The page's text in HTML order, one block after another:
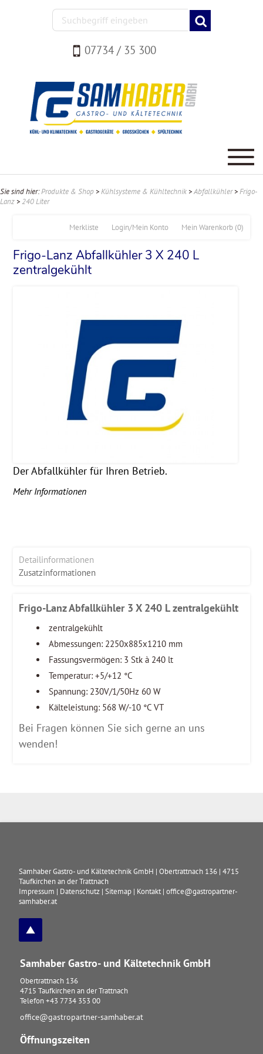
07734 / 35 300
Sie sind hier:Produkte & Shop >Kühlsysteme & Kühltechnik >Abfallkühler>Frigo-
Lanz >240 Liter
Mein Warenkorb (0)
Login/Mein Konto
Merkliste
Frigo-Lanz Abfallkühler 3 X 240 L
zentralgekühlt
Der Abfallkühler für Ihren Betrieb.
Mehr Informationen
Detailinformationen
Zusatzinformationen
Frigo-Lanz Abfallkühler 3 X 240 L zentralgekühlt
zentralgekühlt
Abmessungen: 2250x885x1210 mm
Fassungsvermögen: 3 Stk à 240 lt
Temperatur: +5/+12 °C
Spannung: 230V/1/50Hz 60 W
Kälteleistung: 568 W/-10 °C VT
Bei Fragen können Sie sich gerne an uns
wenden!
Samhaber Gastro- und Kältetechnik GmbH |Obertrattnach 136 |4715
Taufkirchen an der Trattnach
Impressum | Datenschutz |Sitemap | Kontakt |office@gastropartner-
samhaber.at
Samhaber Gastro- und Kältetechnik GmbH
Obertrattnach 136
4715 Taufkirchen an der Trattnach
Telefon +43 7734 353 00
office@gastropartner-samhaber.at
Öffnungszeiten